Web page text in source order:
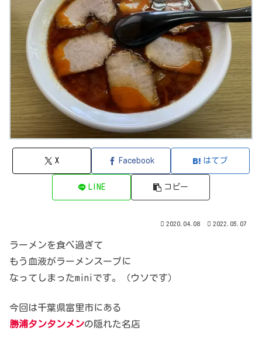
X Facebook はてブ
LINE コピー
2020.04.08 2022.05.07
ラーメンを食べ過ぎて
もう血液がラーメンスープに
なってしまったminiです。（ウソです）
今回は千葉県富里市にある
勝浦タンタンメンの隠れた名店